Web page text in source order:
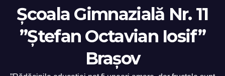
Școala Gimnazială Nr. 11
”Ștefan Octavian Iosif”
Brașov